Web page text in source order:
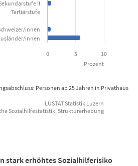
Personen ab 25 Jahren in
Prozent
0 5 10
innen
innen
Tertiärstufe
II
LUSTAT Statistik Luzern
Sozialhilfestatistik, Strukturerhebung
stark erhöhtes Sozialhilferisiko